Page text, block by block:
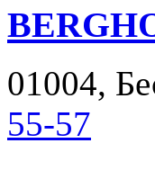
01004,
55-57